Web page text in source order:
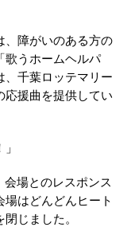
、障がいのある方の
歌うホームヘルパ
、千葉ロッテマリー
応援曲を提供してい
場とのレスポンス
はどんどんヒート
じました。